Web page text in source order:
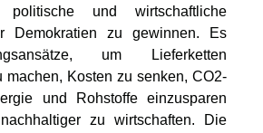
und wirtschaftliche
Demokratien zu gewinnen. Es
um Lieferketten
machen, Kosten zu senken, CO2-
und Rohstoffe einzusparen
zu wirtschaften. Die